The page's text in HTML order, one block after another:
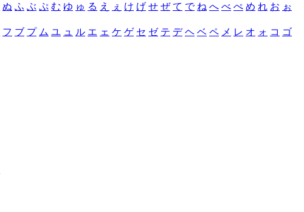
ぬ ふ ぶ ぷ む ゆ ゅ る え ぇ け げ せ ぜ て で ね へ べ ぺ め れ お ぉ
フ ブ プ ム ユ ュ ル エ ェ ケ ゲ セ ゼ テ デ ヘ ベ ペ メ レ オ ォ コ ゴ